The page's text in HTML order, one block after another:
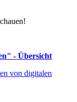
- Übersicht
von digitalen